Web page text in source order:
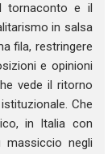
tornaconto e il
in salsa
fila, restringere
e opinioni
vede il ritorno
Che
in Italia con
massiccio negli